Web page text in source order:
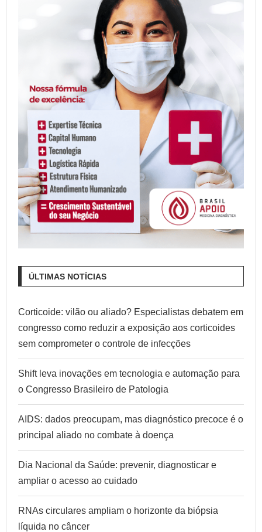
ÚLTIMAS NOTÍCIAS
Corticoide: vilão ou aliado? Especialistas debatem em
congresso como reduzir a exposição aos corticoides
sem comprometer o controle de infecções
Shift leva inovações em tecnologia e automação para
o Congresso Brasileiro de Patologia
AIDS: dados preocupam, mas diagnóstico precoce é o
principal aliado no combate à doença
Dia Nacional da Saúde: prevenir, diagnosticar e
ampliar o acesso ao cuidado
RNAs circulares ampliam o horizonte da biópsia
líquida no câncer